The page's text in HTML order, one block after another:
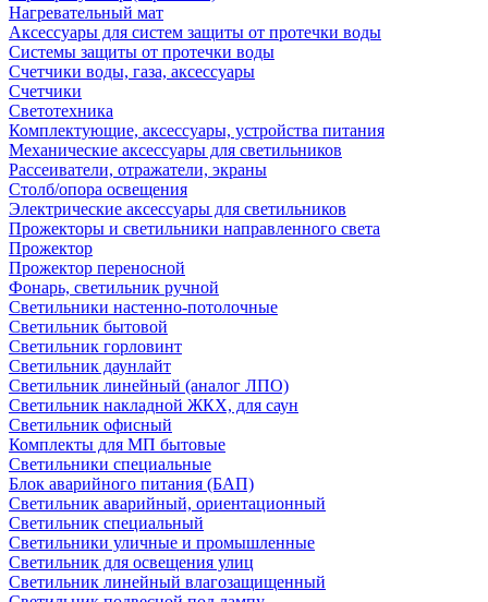
Нагревательный мат
Аксессуары для систем защиты от протечки воды
Системы защиты от протечки воды
Счетчики воды, газа, аксессуары
Счетчики
Светотехника
Комплектующие, аксессуары, устройства питания
Механические аксессуары для светильников
Рассеиватели, отражатели, экраны
Столб/опора освещения
Электрические аксессуары для светильников
Прожекторы и светильники направленного света
Прожектор
Прожектор переносной
Фонарь, светильник ручной
Светильники настенно-потолочные
Светильник бытовой
Светильник горловинт
Светильник даунлайт
Светильник линейный (аналог ЛПО)
Светильник накладной ЖКХ, для саун
Светильник офисный
Комплекты для МП бытовые
Светильники специальные
Блок аварийного питания (БАП)
Светильник аварийный, ориентационный
Светильник специальный
Светильники уличные и промышленные
Светильник для освещения улиц
Светильник линейный влагозащищенный